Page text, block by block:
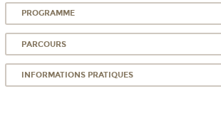
PROGRAMME
PARCOURS
INFORMATIONS PRATIQUES